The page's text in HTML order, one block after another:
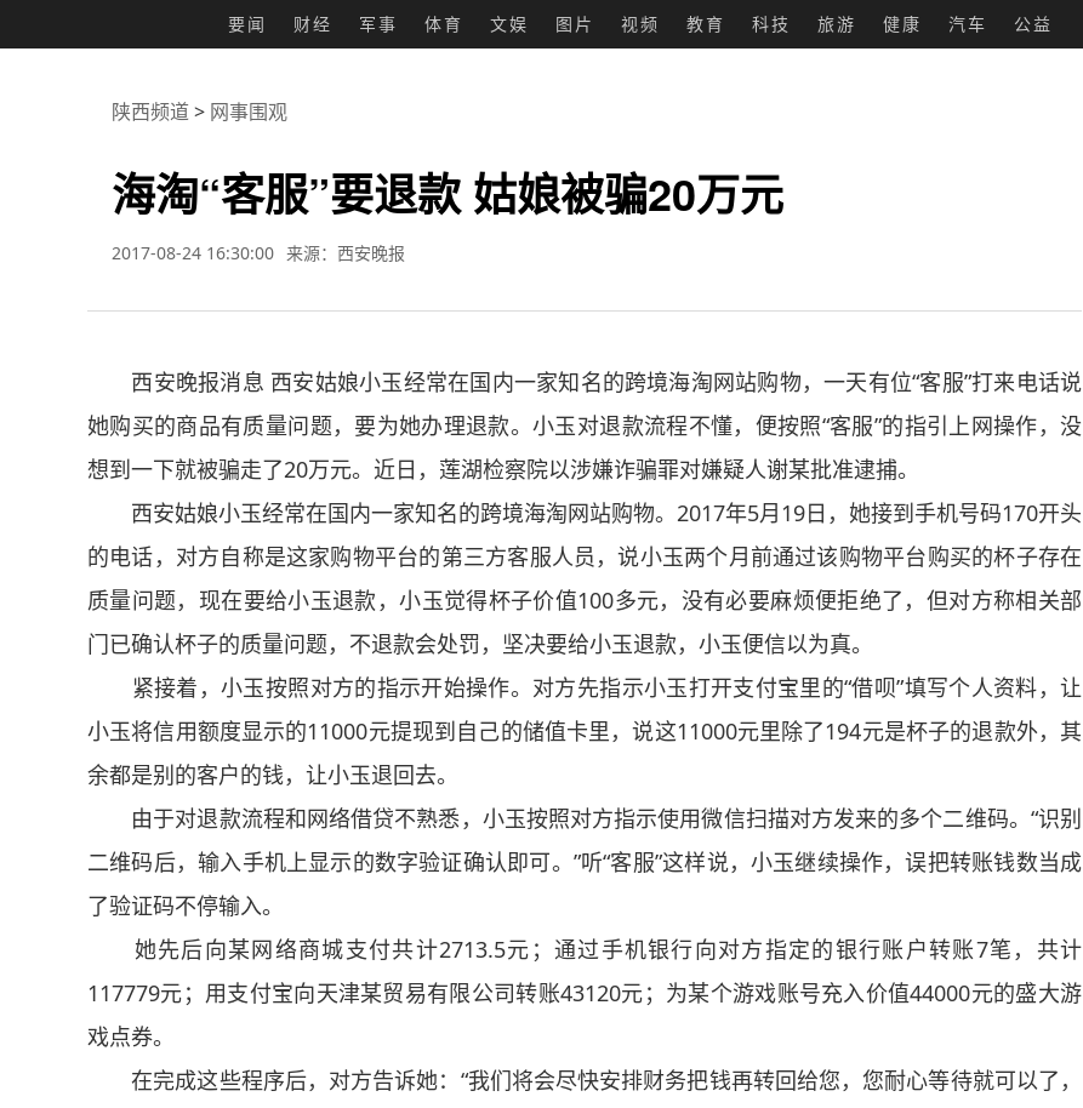
要闻 财经 军事 体育 文娱 图片 视频 教育 科技 旅游 健康 汽车 公益
陕西频道> 网事围观
海淘“客服”要退款 姑娘被骗20万元
2017-08-24 16:30:00 来源：西安晚报
西安晚报消息 西安姑娘小玉经常在国内一家知名的跨境海淘网站购物，一天有位“客服”打来电话说
她购买的商品有质量问题，要为她办理退款。小玉对退款流程不懂，便按照“客服”的指引上网操作，没
想到一下就被骗走了20万元。近日，莲湖检察院以涉嫌诈骗罪对嫌疑人谢某批准逮捕。
西安姑娘小玉经常在国内一家知名的跨境海淘网站购物。2017年5月19日，她接到手机号码170开头
的电话，对方自称是这家购物平台的第三方客服人员，说小玉两个月前通过该购物平台购买的杯子存在
质量问题，现在要给小玉退款，小玉觉得杯子价值100多元，没有必要麻烦便拒绝了，但对方称相关部
门已确认杯子的质量问题，不退款会处罚，坚决要给小玉退款，小玉便信以为真。
紧接着，小玉按照对方的指示开始操作。对方先指示小玉打开支付宝里的“借呗”填写个人资料，让
小玉将信用额度显示的11000元提现到自己的储值卡里，说这11000元里除了194元是杯子的退款外，其
余都是别的客户的钱，让小玉退回去。
由于对退款流程和网络借贷不熟悉，小玉按照对方指示使用微信扫描对方发来的多个二维码。“识别
二维码后，输入手机上显示的数字验证确认即可。”听“客服”这样说，小玉继续操作，误把转账钱数当成
了验证码不停输入。
她先后向某网络商城支付共计2713.5元；通过手机银行向对方指定的银行账户转账7笔，共计
117779元；用支付宝向天津某贸易有限公司转账43120元；为某个游戏账号充入价值44000元的盛大游
戏点券。
在完成这些程序后，对方告诉她：“我们将会尽快安排财务把钱再转回给您，您耐心等待就可以了，